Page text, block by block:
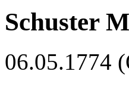
Schuster
06.05.1774